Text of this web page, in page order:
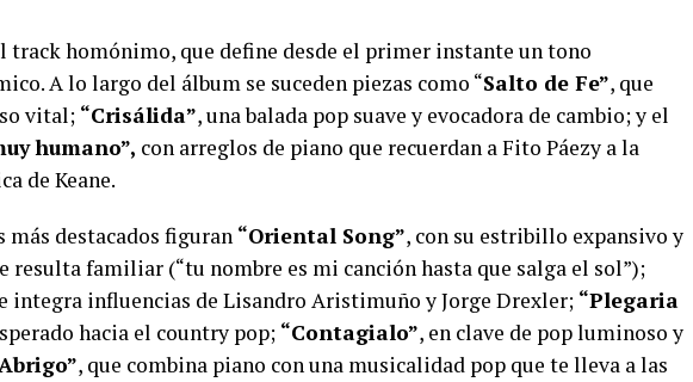
track homónimo, que define desde el primer instante un tono
A lo largo del álbum se suceden piezas como “Salto de Fe”, que
vital; “Crisálida”, una balada pop suave y evocadora de cambio; y el
humano”, con arreglos de piano que recuerdan a Fito Páezy a la
de Keane.
destacados figuran “Oriental Song”, con su estribillo expansivo y
resulta familiar (“tu nombre es mi canción hasta que salga el sol”);
integra influencias de Lisandro Aristimuño y Jorge Drexler; “Plegaria
hacia el country pop; “Contagialo”, en clave de pop luminoso y
, que combina piano con una musicalidad pop que te lleva a las